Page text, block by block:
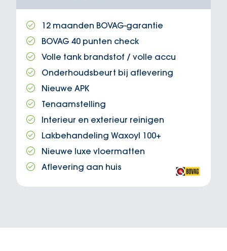
12 maanden BOVAG-garantie
BOVAG 40 punten check
Volle tank brandstof / volle accu
Onderhoudsbeurt bij aflevering
Nieuwe APK
Tenaamstelling
Interieur en exterieur reinigen
Lakbehandeling Waxoyl 100+
Nieuwe luxe vloermatten
Aflevering aan huis